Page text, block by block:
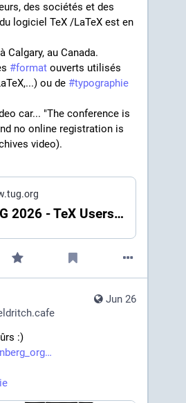
des sociétés et des
logiciel TeX /LaTeX est en
Calgary, au Canada.
#format ouverts utilisés
ou de #typographie
car... "The conference is
no online registration is
video).
TUG 2026 - TeX Users Group
Jun 26
:)